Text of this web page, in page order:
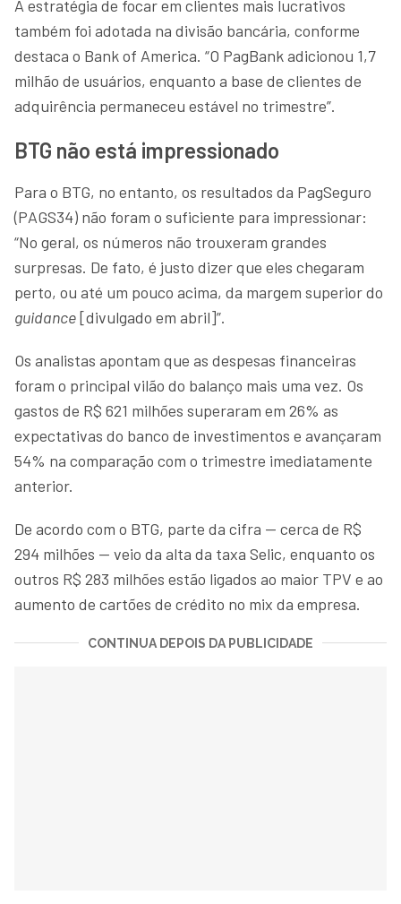
A estratégia de focar em clientes mais lucrativos
também foi adotada na divisão bancária, conforme
destaca o Bank of America. “O PagBank adicionou 1,7
milhão de usuários, enquanto a base de clientes de
adquirência permaneceu estável no trimestre”.
BTG não está impressionado
Para o BTG, no entanto, os resultados da PagSeguro
(PAGS34) não foram o suficiente para impressionar:
“No geral, os números não trouxeram grandes
surpresas. De fato, é justo dizer que eles chegaram
perto, ou até um pouco acima, da margem superior do
guidance[divulgado em abril]”.
Os analistas apontam que as despesas financeiras
foram o principal vilão do balanço mais uma vez. Os
gastos de R$ 621 milhões superaram em 26% as
expectativas do banco de investimentos e avançaram
54% na comparação com o trimestre imediatamente
anterior.
De acordo com o BTG, parte da cifra — cerca de R$
294 milhões — veio da alta da taxa Selic, enquanto os
outros R$ 283 milhões estão ligados ao maior TPV e ao
aumento de cartões de crédito no mix da empresa.
CONTINUA DEPOIS DA PUBLICIDADE